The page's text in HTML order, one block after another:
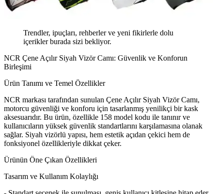
Trendler, ipuçları, rehberler ve yeni fikirlerle dolu
içerikler burada sizi bekliyor.
NCR Çene Açılır Siyah Vizör Camı: Güvenlik ve Konforun
Birleşimi
Ürün Tanımı ve Temel Özellikler
NCR markası tarafından sunulan Çene Açılır Siyah Vizör Camı,
motorcu güvenliği ve konforu için tasarlanmış yenilikçi bir kask
aksesuarıdır. Bu ürün, özellikle 158 model kodu ile tanınır ve
kullanıcıların yüksek güvenlik standartlarını karşılamasına olanak
sağlar. Siyah vizörlü yapısı, hem estetik açıdan çekici hem de
fonksiyonel özellikleriyle dikkat çeker.
Ürünün Öne Çıkan Özellikleri
Tasarım ve Kullanım Kolaylığı